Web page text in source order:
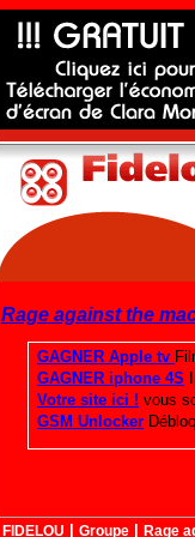
Rage against the
FIDELOU | Groupe | Rage